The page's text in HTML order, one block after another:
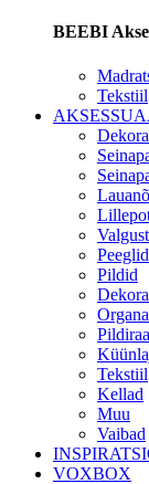
BEEBI
Tekstiil
Peeglid
Pildid
Tekstiil
Kellad
Muu
Vaibad
VOXBOX